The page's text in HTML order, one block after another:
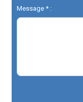
Message * :